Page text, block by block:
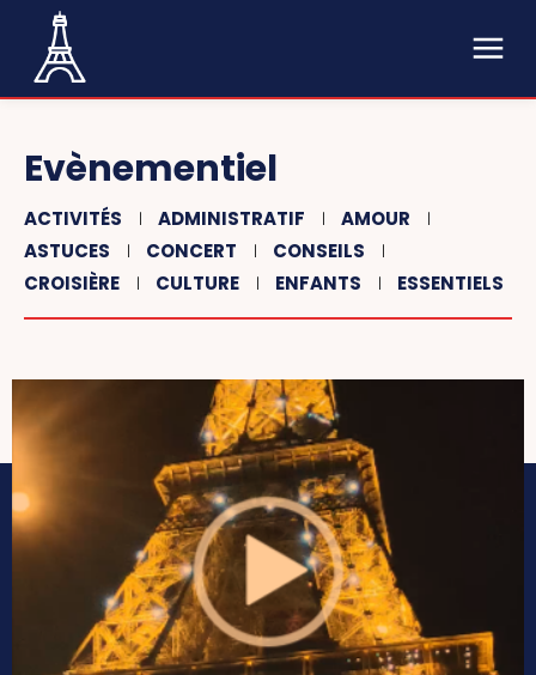
Evènementiel
ACTIVITÉS ADMINISTRATIF
AMOUR
ASTUCES
CONCERT
CONSEILS
CROISIÈRE
CULTURE ENFANTS ESSENTIELS